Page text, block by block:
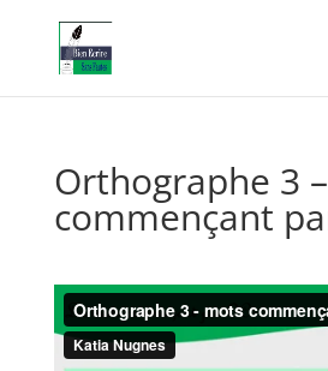
Orthographe 3
commençant